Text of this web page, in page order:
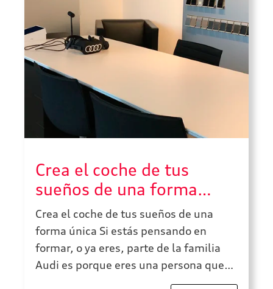
Crea el coche de tus
sueños de una forma
única
Crea el coche de tus sueños de una
forma única Si estás pensando en
formar, o ya eres, parte de la familia
Audi es porque eres una persona que
valora el cuidado en los detalles, el